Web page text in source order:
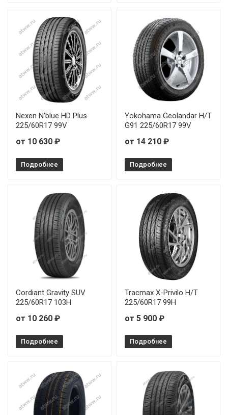
Nexen N'blue HD Plus
225/60R17 99V
от 10 630 ₽
Подробнее
Yokohama Geolandar H/T
G91 225/60R17 99V
от 14 210 ₽
Подробнее
Cordiant Gravity SUV
225/60R17 103H
от 10 260 ₽
Подробнее
Tracmax X-Privilo H/T
225/60R17 99H
от 5 900 ₽
Подробнее